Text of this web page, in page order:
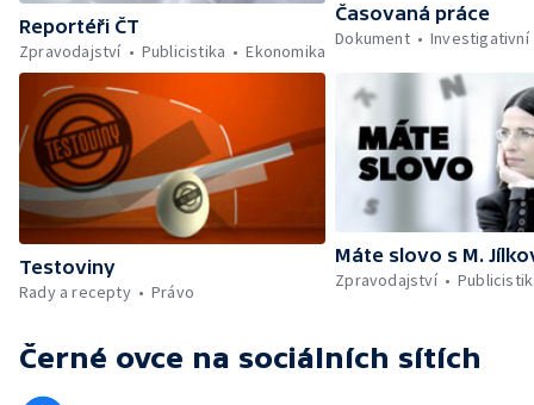
Reportéři ČT
Zpravodajství
Publicistika Ekonomika
Časovaná práce
Dokument
Investigativní
Testoviny
Rady a recepty
Právo
Máte slovo s M.
Zpravodajství
Černé ovce na sociálních sítích